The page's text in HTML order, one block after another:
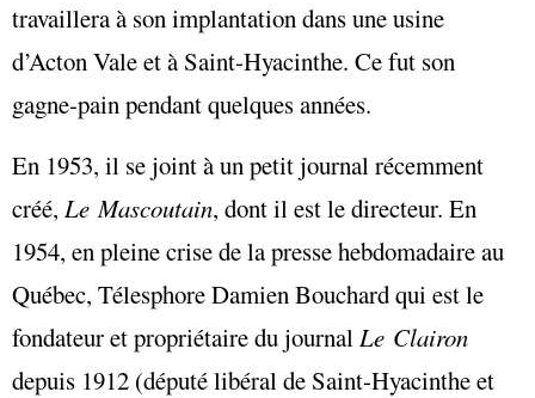
travaillera à son implantation dans une usine
d’Acton Vale et à Saint-Hyacinthe. Ce fut son
gagne-pain pendant quelques années.
En 1953, il se joint à un petit journal récemment
créé, Le Mascoutain, dont il est le directeur. En
1954, en pleine crise de la presse hebdomadaire au
Québec, Télesphore Damien Bouchard qui est le
fondateur et propriétaire du journalLe Clairon
depuis 1912 (député libéral de Saint-Hyacinthe et